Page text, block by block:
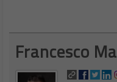
Francesco